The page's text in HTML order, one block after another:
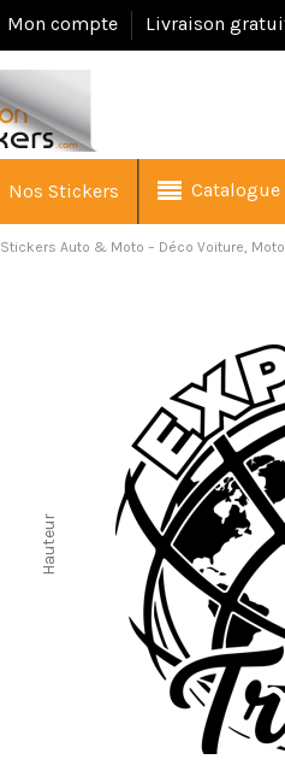
Mon compte Livraison
Nos Stickers Catalogue
Stickers Auto & Moto – Déco Voiture,
Hauteur